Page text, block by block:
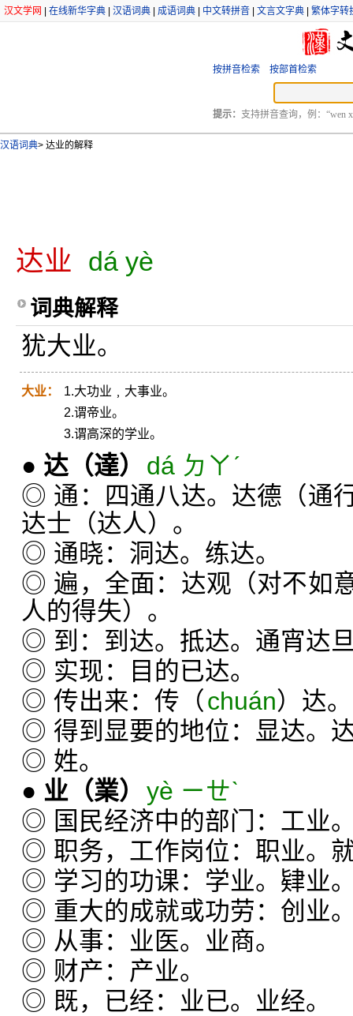
汉文学网 在线新华字典 汉语词典 成语词典 中文转拼音 文言文字典 繁体字转
按拼音检索 按部首检索
提示： 支持拼音查询，例：“wen
汉语词典> 达业的解释
达业 dá yè
词典解释
犹大业。
大业：
1.大功业﹐大事业。
2.谓帝业。
3.谓高深的学业。
● 达 （達）
dá ㄉㄚˊ
◎ 通：四通八达。达德（通
达士（达人）。
◎ 通晓：洞达。练达。
◎ 遍，全面：达观（对不如
人的得失）。
◎ 到：到达。抵达。通宵达
◎ 实现：目的已达。
◎ 传出来：传（chuán）达
◎ 得到显要的地位：显达。
◎ 姓。
● 业 （業） yè ㄧㄝˋ
◎ 国民经济中的部门：工业
◎ 职务，工作岗位：职业。
◎ 学习的功课：学业。肄业
◎ 重大的成就或功劳：创业
◎ 从事：业医。业商。
◎ 财产：产业。
◎ 既，已经：业已。业经。